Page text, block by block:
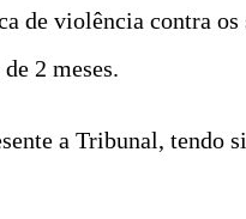
de violência contra
2 meses.
a Tribunal, tendo